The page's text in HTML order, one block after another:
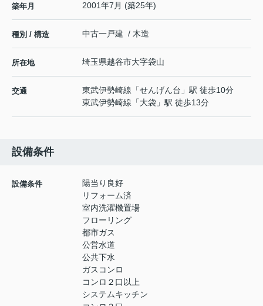
築年月 2001年7月 (築25年)
種別 / 構造 中古一戸建 / 木造
所在地 埼玉県越谷市大字袋山
交通 東武伊勢崎線 「せんげん台 」駅 徒歩10分
東武伊勢崎線 「大袋 」駅 徒歩13分
設備条件
設備条件
陽当り良好
リフォーム済
室内洗濯機置場
フローリング
都市ガス
公営水道
公共下水
ガスコンロ
コンロ２口以上
システムキッチン